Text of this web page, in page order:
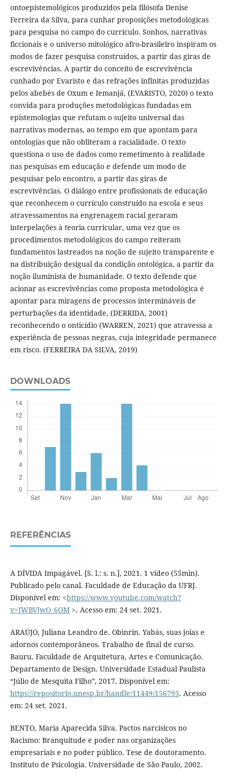
ontoepistemológicos produzidos pela filósofa Denise
Ferreira da Silva, para cunhar proposições metodológicas
para pesquisa no campo do currículo. Sonhos, narrativas
ficcionais e o universo mitológico afro-brasileiro inspiram os
modos de fazer pesquisa construídos, a partir das giras de
escrevivências. A partir do conceito de escrevivência
cunhado por Evaristo e das refrações infinitas produzidas
pelos abebés de Oxum e Iemanjá, (EVARISTO, 2020) o texto
convida para produções metodológicas fundadas em
epistemologias que refutam o sujeito universal das
narrativas modernas, ao tempo em que apontam para
ontologias que não obliteram a racialidade. O texto
questiona o uso de dados como remetimento à realidade
nas pesquisas em educação e defende um modo de
pesquisar pelo encontro, a partir das giras de
escrevivências. O diálogo entre profissionais de educação
que reconhecem o currículo construído na escola e seus
atravessamentos na engrenagem racial geraram
interpelações à teoria curricular, uma vez que os
procedimentos metodológicos do campo reiteram
fundamentos lastreados na noção de sujeito transparente e
na distribuição desigual da condição ontológica, a partir da
noção iluminista de humanidade. O texto defende que
acionar as escrevivências como proposta metodológica é
apontar para miragens de processos intermináveis de
perturbações da identidade, (DERRIDA, 2001)
reconhecendo o onticídio (WARREN, 2021) que atravessa a
experiência de pessoas negras, cuja integridade permanece
em risco. (FERREIRA DA SILVA, 2019)
DOWNLOADS
REFERÊNCIAS
A DÍVIDA Impagável. [S. l.: s. n.], 2021. 1 vídeo (55min).
Publicado pelo canal. Faculdade de Educação da UFRJ.
Disponível em: <https://www.youtube.com/watch?
v=JWBVJwO_6OM>. Acesso em: 24 set. 2021.
ARAÚJO, Juliana Leandro de. Obìnrin. Yabás, suas joias e
adornos contemporâneos. Trabalho de final de curso.
Bauru. Faculdade de Arquitetura, Artes e Comunicação.
Departamento de Design. Universidade Estadual Paulista
“Júlio de Mesquita Filho”, 2017. Disponível em:
https://repositorio.unesp.br/handle/11449/156795. Acesso
em: 24 set. 2021.
BENTO, Maria Aparecida Silva. Pactos narcísicos no
Racismo: Branquitude e poder nas organizações
empresariais e no poder público. Tese de doutoramento.
Instituto de Psicologia. Universidade de São Paulo, 2002.